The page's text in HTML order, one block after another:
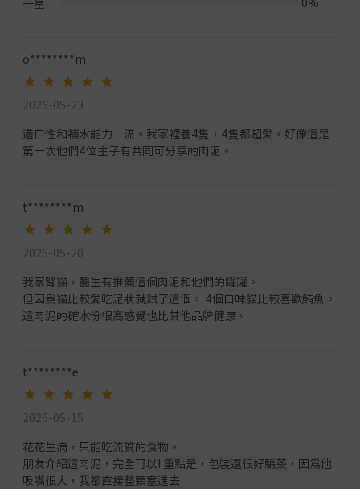
o********m
2026-05-23
適口性和補水能力一流。我家裡養4隻，4隻都超愛。好像這是
第一次他們4位主子有共同可分享的肉泥。
t********m
2026-05-20
我家腎貓，醫生有推薦這個肉泥和他們的罐罐。
但因為貓比較愛吃泥狀就試了這個。 4個口味貓比較喜歡鮪魚。
這肉泥的確水份很高感覺也比其他品牌健康。
t********e
2026-05-15
花花生病，只能吃流質的食物。
朋友介紹這肉泥，完全可以! 重點是，包裝還很好騙藥，因為他
吸嘴很大，我都直接整顆塞進去